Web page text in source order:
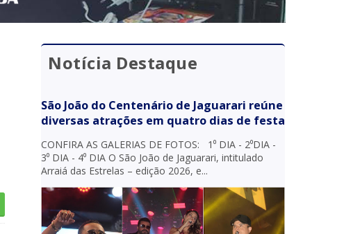
Notícia Destaque
São João do Centenário de Jaguarari reúne
diversas atrações em quatro dias de festa
CONFIRA AS GALERIAS DE FOTOS: 1⁰ DIA - 2⁰DIA -
3⁰ DIA - 4⁰ DIA O São João de Jaguarari, intitulado
Arraiá das Estrelas – edição 2026, e...